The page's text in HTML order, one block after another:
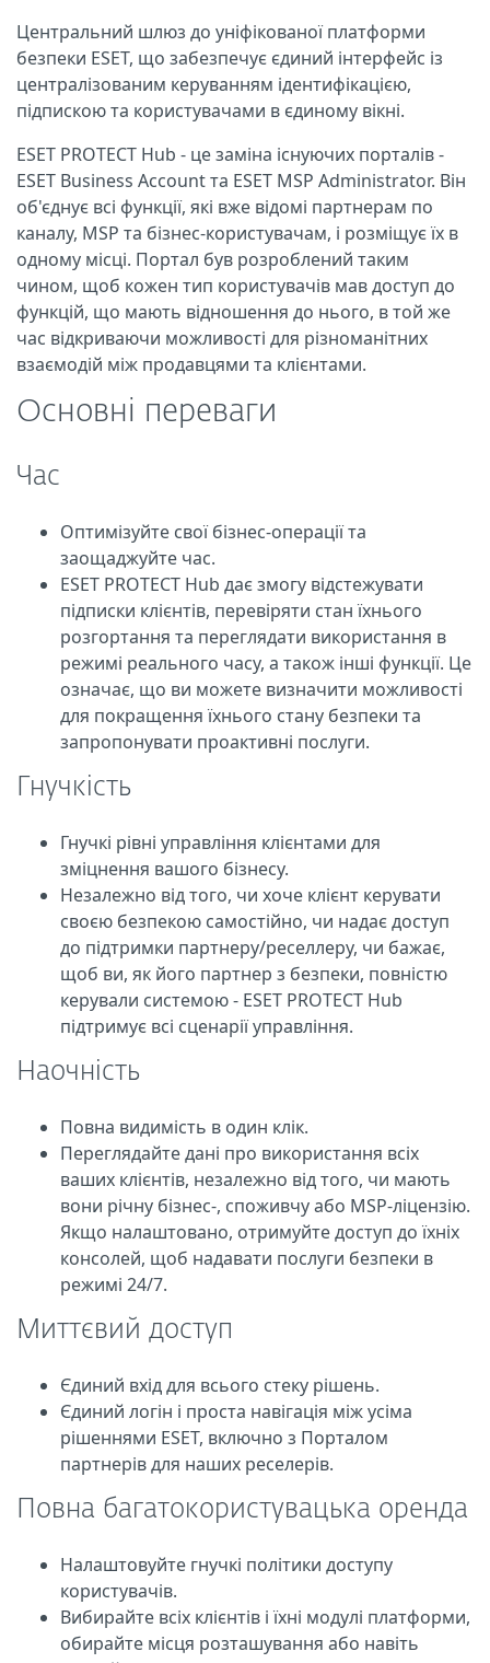
Центральний шлюз до уніфікованої платформи
безпеки ESET, що забезпечує єдиний інтерфейс із
централізованим керуванням ідентифікацією,
підпискою та користувачами в єдиному вікні.
ESET PROTECT Hub - це заміна існуючих порталів -
ESET Business Account та ESET MSP Administrator. Він
об'єднує всі функції, які вже відомі партнерам по
каналу, MSP та бізнес-користувачам, і розміщує їх в
одному місці. Портал був розроблений таким
чином, щоб кожен тип користувачів мав доступ до
функцій, що мають відношення до нього, в той же
час відкриваючи можливості для різноманітних
взаємодій між продавцями та клієнтами.
Основні переваги
Час
Оптимізуйте свої бізнес-операції та
заощаджуйте час.
ESET PROTECT Hub дає змогу відстежувати
підписки клієнтів, перевіряти стан їхнього
розгортання та переглядати використання в
режимі реального часу, а також інші функції. Це
означає, що ви можете визначити можливості
для покращення їхнього стану безпеки та
запропонувати проактивні послуги.
Гнучкість
Гнучкі рівні управління клієнтами для
зміцнення вашого бізнесу.
Незалежно від того, чи хоче клієнт керувати
своєю безпекою самостійно, чи надає доступ
до підтримки партнеру/реселлеру, чи бажає,
щоб ви, як його партнер з безпеки, повністю
керували системою - ESET PROTECT Hub
підтримує всі сценарії управління.
Наочність
Повна видимість в один клік.
Переглядайте дані про використання всіх
ваших клієнтів, незалежно від того, чи мають
вони річну бізнес-, споживчу або MSP-ліцензію.
Якщо налаштовано, отримуйте доступ до їхніх
консолей, щоб надавати послуги безпеки в
режимі 24/7.
Миттєвий доступ
Єдиний вхід для всього стеку рішень.
Єдиний логін і проста навігація між усіма
рішеннями ESET, включно з Порталом
партнерів для наших реселерів.
Повна багатокористувацька оренда
Налаштовуйте гнучкі політики доступу
користувачів.
Вибирайте всіх клієнтів і їхні модулі платформи,
обирайте місця розташування або навіть